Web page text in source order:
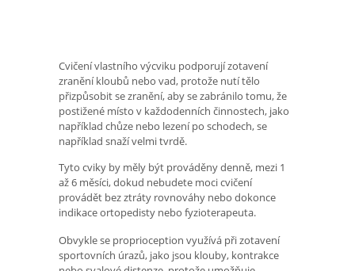
Cvičení vlastního výcviku podporují zotavení
zranění kloubů nebo vad, protože nutí tělo
přizpůsobit se zranění, aby se zabránilo tomu, že
postižené místo v každodenních činnostech, jako
například chůze nebo lezení po schodech, se
například snaží velmi tvrdě.
Tyto cviky by měly být prováděny denně, mezi 1
až 6 měsíci, dokud nebudete moci cvičení
provádět bez ztráty rovnováhy nebo dokonce
indikace ortopedisty nebo fyzioterapeuta.
Obvykle se proprioception využívá při zotavení
sportovních úrazů, jako jsou klouby, kontrakce